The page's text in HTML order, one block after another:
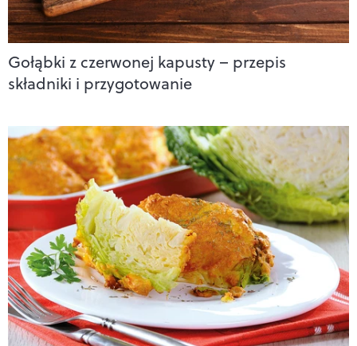
Gołąbki z czerwonej kapusty – przepis
składniki i przygotowanie